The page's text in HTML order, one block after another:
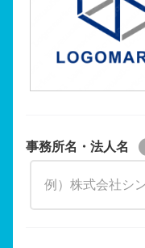
事務所名・法人名